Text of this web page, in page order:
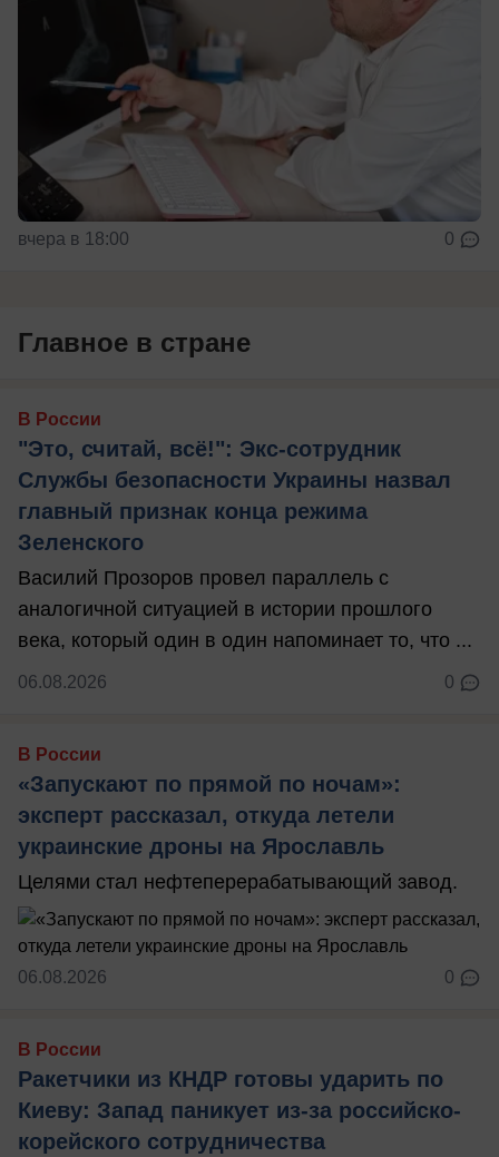
вчера в 18:00 0
Главное в стране
В России
"Это, считай, всё!": Экс-сотрудник
Службы безопасности Украины назвал
главный признак конца режима
Зеленского
Василий Прозоров провел параллель с
аналогичной ситуацией в истории прошлого
века, который один в один напоминает то, что ...
06.08.2026 0
В России
«Запускают по прямой по ночам»:
эксперт рассказал, откуда летели
украинские дроны на Ярославль
Целями стал нефтеперерабатывающий завод.
06.08.2026 0
В России
Ракетчики из КНДР готовы ударить по
Киеву: Запад паникует из-за российско-
корейского сотрудничества